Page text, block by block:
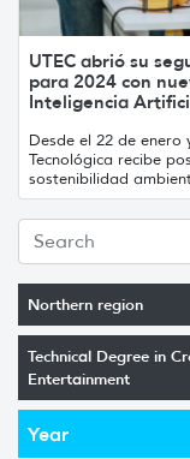
Northern region
Technical Degree in
Entertainment
Year
UTEC abrió su
para 2024 con
Inteligencia
Desde el 22 de
Tecnológica recibe
sostenibilidad